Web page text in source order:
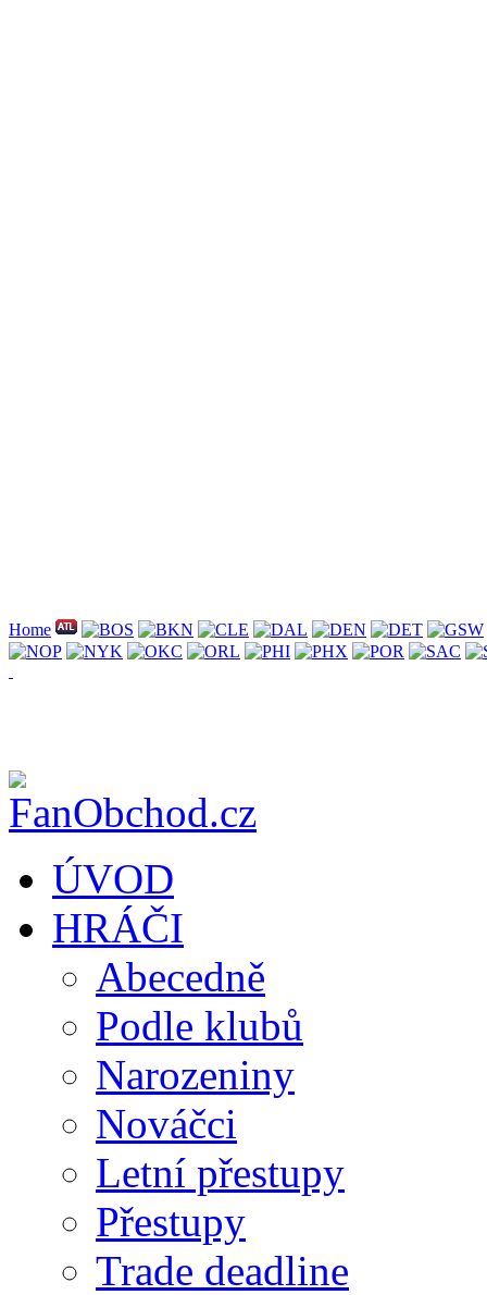
Home
ÚVOD
HRÁČI
Abecedně
Podle klubů
Narozeniny
Nováčci
Letní přestupy
Přestupy
Trade deadline